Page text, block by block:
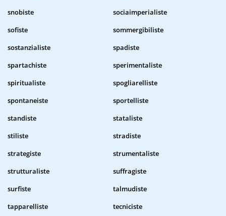
snobiste
sociaimperialiste
sofiste
sommergibiliste
sostanzialiste
spadiste
spartachiste
sperimentaliste
spiritualiste
spogliarelliste
spontaneiste
sportelliste
standiste
stataliste
stiliste
stradiste
strategiste
strumentaliste
strutturaliste
suffragiste
surfiste
talmudiste
tapparelliste
tecniciste